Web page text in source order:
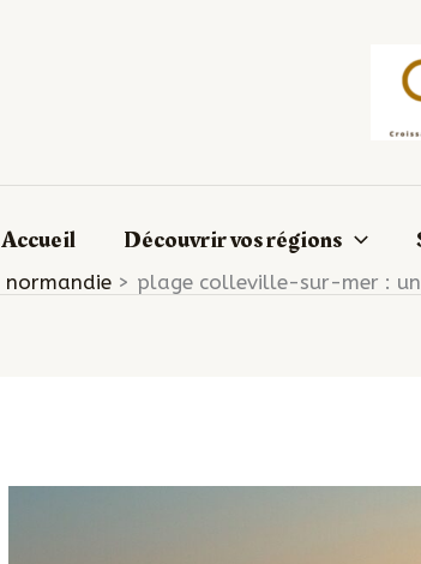
Accueil Découvrir vos régions
normandie plage colleville-sur-mer :